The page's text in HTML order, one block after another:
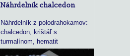
Náhrdelník chalcedon
Náhrdelník z polodrahokamov:
chalcedon, krištáľ s
turmalínom, hematit